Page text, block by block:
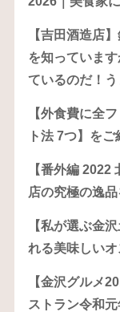
【吉田酒造店
を知っていま
ているのだ！う
【外食費に全
ト法 7つ】を
【番外編 2022
店の究極の逸
【私が選ぶ金
れる美味しい
【金沢グルメ
ストラン令和